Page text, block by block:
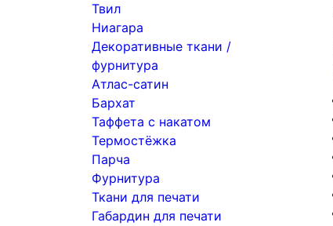
Твил
Ниагара
Декоративные ткани /
фурнитура
Атлас-сатин
Бархат
Таффета с накатом
Термостёжка
Парча
Фурнитура
Ткани для печати
Габардин для печати